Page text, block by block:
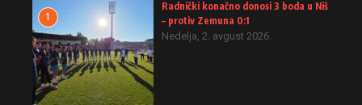
1
Radnički konačno donosi 3 boda u Niš
– protiv Zemuna 0:1
Nedelja, 2. avgust 2026.